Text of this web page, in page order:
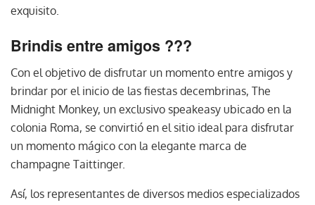
exquisito.
Brindis entre amigos ???
Con el objetivo de disfrutar un momento entre amigos y
brindar por el inicio de las fiestas decembrinas, The
Midnight Monkey, un exclusivo speakeasy ubicado en la
colonia Roma, se convirtió en el sitio ideal para disfrutar
un momento mágico con la elegante marca de
champagne Taittinger.
Así, los representantes de diversos medios especializados